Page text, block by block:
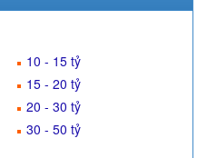
10 - 15 tỷ
15 - 20 tỷ
20 - 30 tỷ
30 - 50 tỷ